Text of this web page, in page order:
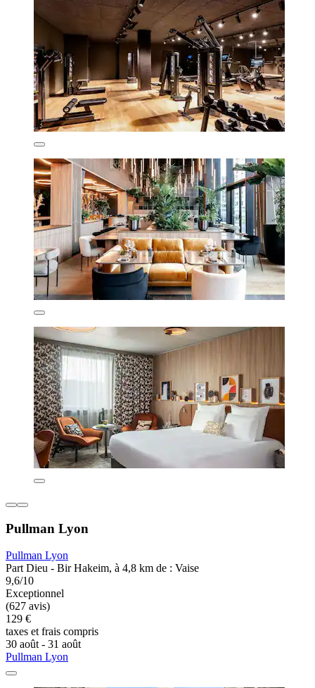
Pullman Lyon
Pullman Lyon
Part Dieu - Bir Hakeim, à 4,8 km de : Vaise
9,6/10
Exceptionnel
(627 avis)
129 €
taxes et frais compris
30 août - 31 août
Pullman Lyon